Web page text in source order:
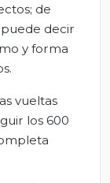
de
decir
y forma
vueltas
los 600